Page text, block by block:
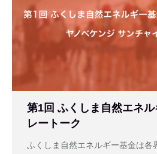
第1回 ふくしま自然エネ
レートーク
ふくしま自然エネルギー基金は各